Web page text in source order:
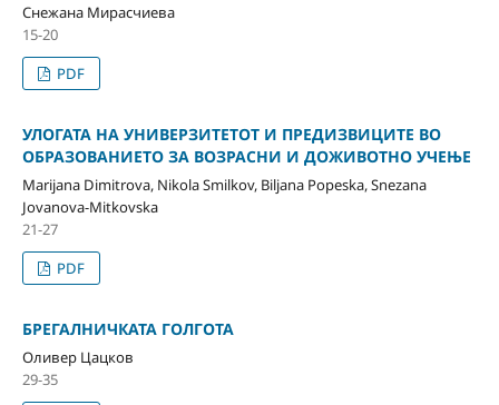
Снежана Мирасчиева
15-20
PDF
УЛОГАТА НА УНИВЕРЗИТЕТОТ И ПРЕДИЗВИЦИТЕ ВО
ОБРАЗОВАНИЕТО ЗА ВОЗРАСНИ И ДОЖИВОТНО УЧЕЊЕ
Marijana Dimitrova, Nikola Smilkov, Biljana Popeska, Snezana
Jovanova-Mitkovska
21-27
PDF
БРЕГАЛНИЧКАТА ГОЛГОТА
Оливер Цацков
29-35